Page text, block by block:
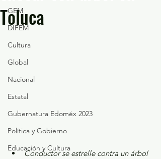
GEM
DIFEM
Cultura
Global
Nacional
Estatal
Gubernatura Edoméx 2023
Política y Gobierno
Educación y Cultura
Toluca
Conductor se estrelle contra un árbol